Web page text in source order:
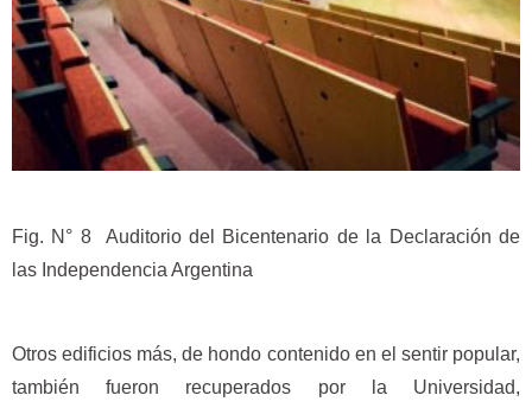
Fig. N° 8 Auditorio del Bicentenario de la Declaración de
las Independencia Argentina
Otros edificios más, de hondo contenido en el sentir popular,
también fueron recuperados por la Universidad,